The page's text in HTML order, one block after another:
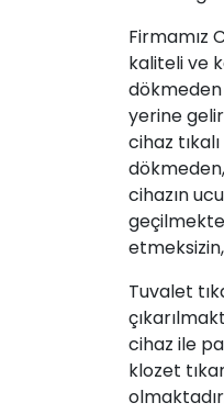
Firmamız
kaliteli ve
dökmeden
yerine
cihaz
cihazın
Tuvalet
cihaz ile
klozet